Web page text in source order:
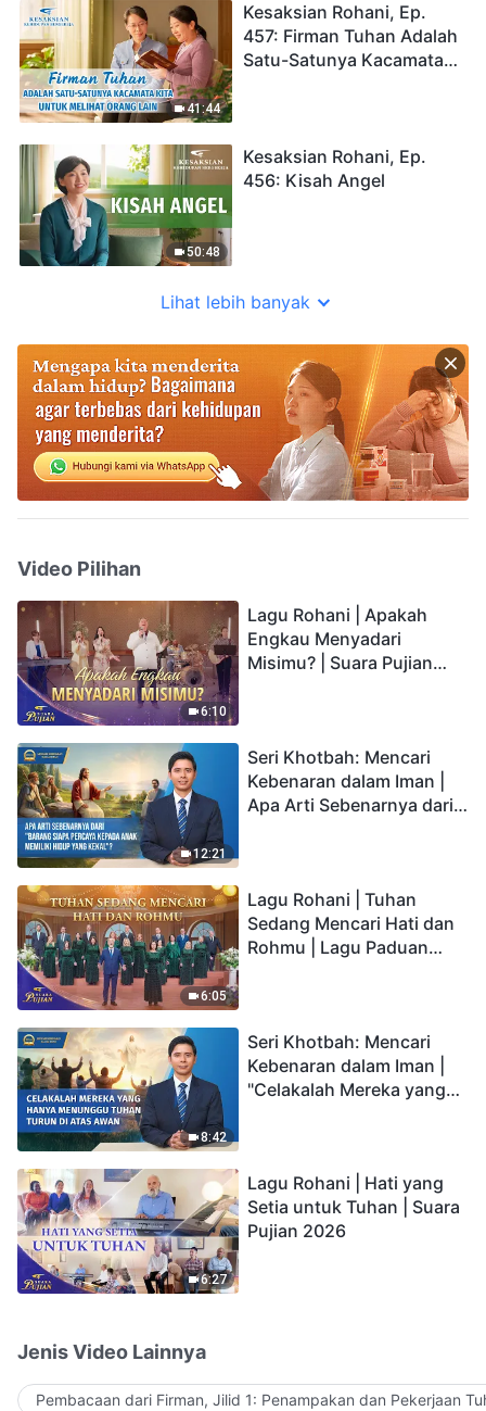
41:44
Kesaksian Rohani, Ep.
457: Firman Tuhan Adalah
Satu-Satunya Kacamata
50:48
Kesaksian Rohani, Ep.
456: Kisah Angel
Lihat lebih banyak
Video Pilihan
6:10
Lagu Rohani | Apakah
Engkau Menyadari
Misimu? | Suara Pujian
12:21
Seri Khotbah: Mencari
Kebenaran dalam Iman |
Apa Arti Sebenarnya dari
6:05
Lagu Rohani | Tuhan
Sedang Mencari Hati dan
Rohmu | Lagu Paduan
8:42
Seri Khotbah: Mencari
Kebenaran dalam Iman |
"Celakalah Mereka yang
6:27
Lagu Rohani | Hati yang
Setia untuk Tuhan | Suara
Pujian 2026
Jenis Video Lainnya
Pembacaan dari Firman, Jilid 1: Penampakan dan Pekerjaan